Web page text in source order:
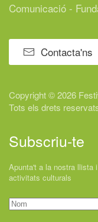
Comunicació -
Contacta'ns
Copyright © 2026
Tots els drets
Subscriu-te
Apunta't a la nostra llista
activitats culturals